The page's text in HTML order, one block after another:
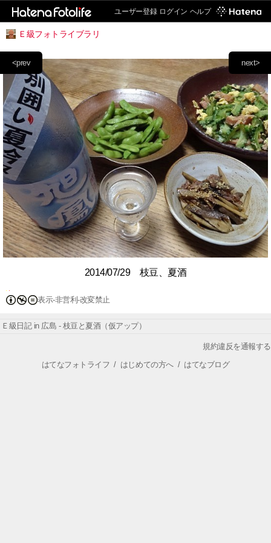
ユーザー登録 ログイン ヘルプ
Ｅ級フォトライブラリ
next>
<prev
2014/07/29 枝豆、夏酒
表示-非営利-改変禁止
Ｅ級日記 in 広島 - 枝豆と夏酒（仮アップ）
規約違反を通報する
はてなフォトライフ / はじめての方へ/ はてなブログ